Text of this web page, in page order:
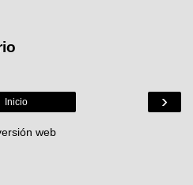
›
Inicio
web